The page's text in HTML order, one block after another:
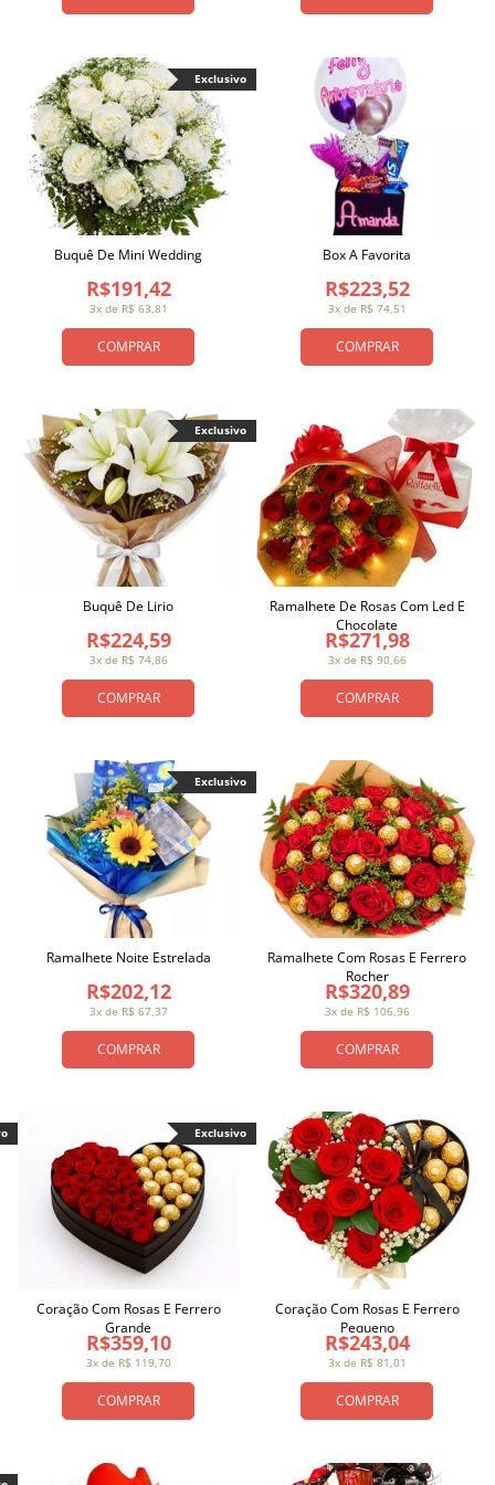
COMPRAR
3x de R$ 63,81
R$191,42
Buquê De Mini Wedding
Exclusivo
COMPRAR
3x de R$ 74,51
R$223,52
Box A Favorita
COMPRAR
3x de R$ 74,86
R$224,59
Buquê De Lirio
Exclusivo
COMPRAR
3x de R$ 90,66
R$271,98
Ramalhete De Rosas Com Led E
Chocolate
COMPRAR
3x de R$ 67,37
R$202,12
Ramalhete Noite Estrelada
Exclusivo
COMPRAR
3x de R$ 106,96
R$320,89
Ramalhete Com Rosas E Ferrero
Rocher
COMPRAR
3x de R$ 119,70
R$359,10
Coração Com Rosas E Ferrero
Grande
Exclusivo
COMPRAR
3x de R$ 81,01
R$243,04
Coração Com Rosas E Ferrero
Pequeno